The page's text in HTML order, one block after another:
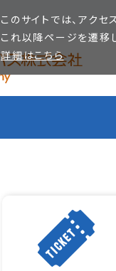
このサイトでは、アク
これ以降ページを遷移
詳細はこちら